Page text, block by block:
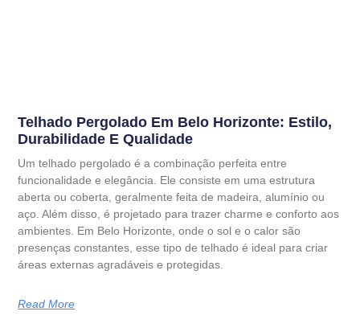
Telhado Pergolado Em Belo Horizonte: Estilo,
Durabilidade E Qualidade
Um telhado pergolado é a combinação perfeita entre
funcionalidade e elegância. Ele consiste em uma estrutura
aberta ou coberta, geralmente feita de madeira, alumínio ou
aço. Além disso, é projetado para trazer charme e conforto aos
ambientes. Em Belo Horizonte, onde o sol e o calor são
presenças constantes, esse tipo de telhado é ideal para criar
áreas externas agradáveis e protegidas.
Read More